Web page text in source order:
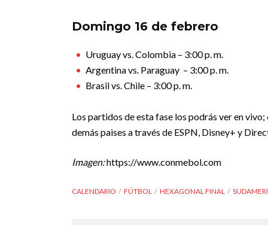
Domingo 16 de febrero
Uruguay vs. Colombia – 3:00 p. m.
Argentina vs. Paraguay – 3:00 p. m.
Brasil vs. Chile – 3:00 p. m.
Los partidos de esta fase los podrás ver en
demás paises a través de ESPN, Disney+ y
Imagen:https://www.conmebol.com
CALENDARIO FÚTBOL HEXAGONAL FINAL